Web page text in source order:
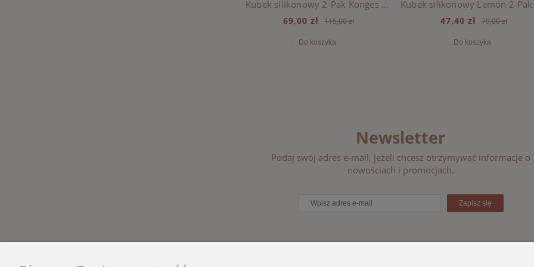
Kubek silikonowy 2-Pak Konges Sloejd - PETIT LAPIN
69,00 zł 115,00 zł
Do koszyka
47,40 zł 79,00 zł
Do koszyka
Newsletter
Podaj swój adres e-mail, jeżeli chcesz otrzymywać informacje o
nowościach i promocjach.
Zapisz się